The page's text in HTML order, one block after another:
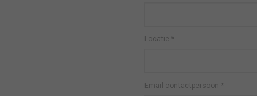
Locatie *
Email contactpersoon *